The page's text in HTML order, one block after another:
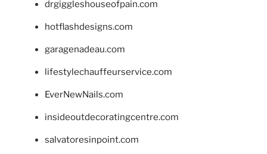
drgiggleshouseofpain.com
hotflashdesigns.com
garagenadeau.com
lifestylechauffeurservice.com
EverNewNails.com
insideoutdecoratingcentre.com
salvatoresinpoint.com